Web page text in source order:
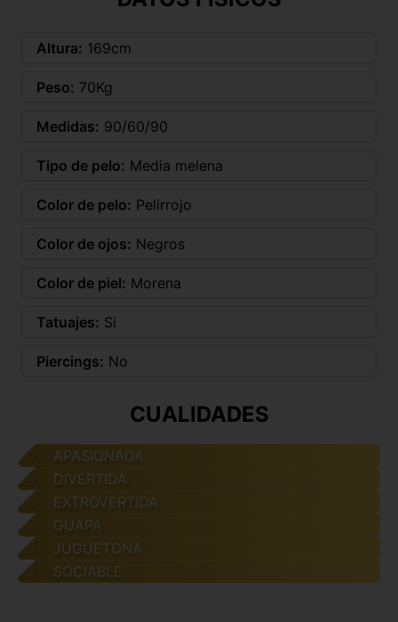
Altura: 169cm
Peso: 70Kg
Medidas: 90/60/90
Tipo de pelo: Media melena
Color de pelo: Pelirrojo
Color de ojos: Negros
Color de piel: Morena
Tatuajes: Si
Piercings: No
CUALIDADES
APASIONADA
DIVERTIDA
EXTROVERTIDA
GUAPA
JUGUETONA
SOCIABLE